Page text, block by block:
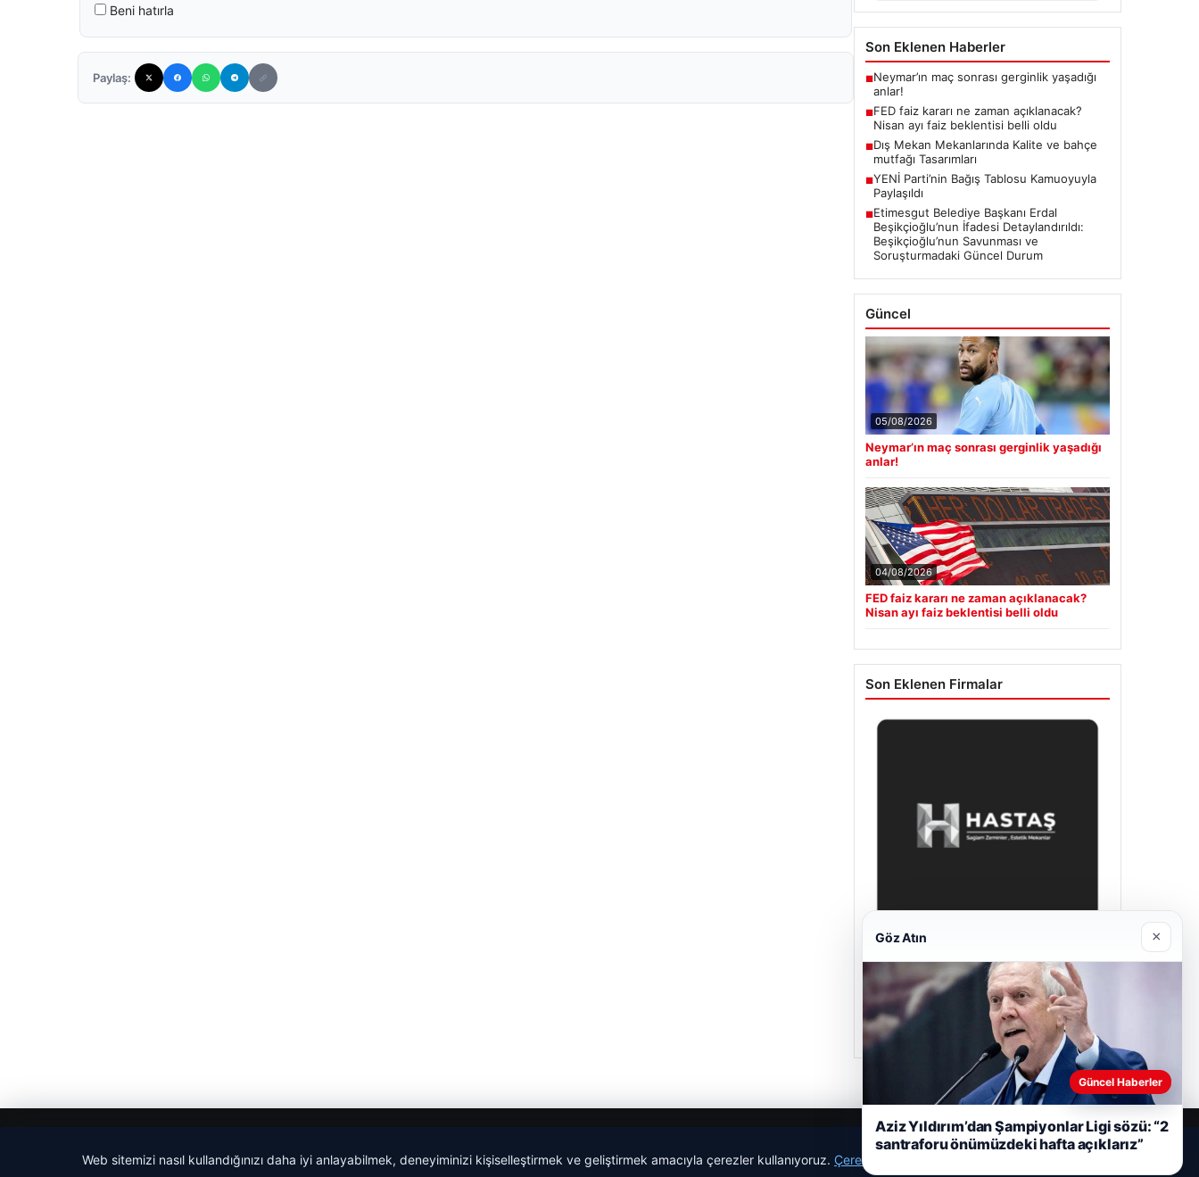
Beni hatırla
Paylaş:
Son Eklenen Haberler
■Neymar’ın maç sonrası gerginlik yaşadığı
anlar!
■FED faiz kararı ne zaman açıklanacak?
Nisan ayı faiz beklentisi belli oldu
■Dış Mekan Mekanlarında Kalite ve bahçe
mutfağı Tasarımları
■YENİ Parti’nin Bağış Tablosu Kamuoyuyla
Paylaşıldı
■Etimesgut Belediye Başkanı Erdal
Beşikçioğlu’nun İfadesi Detaylandırıldı:
Beşikçioğlu’nun Savunması ve
Soruşturmadaki Güncel Durum
Güncel
05/08/2026
Neymar’ın maç sonrası gerginlik yaşadığı
anlar!
04/08/2026
FED faiz kararı ne zaman açıklanacak?
Nisan ayı faiz beklentisi belli oldu
Son Eklenen Firmalar
Hastaş Beton
26/05/2026
Web sitemizi nasıl kullandığınızı daha iyi anlayabilmek, deneyiminizi kişiselleştirmek ve geliştirmek amacıyla çerezler kullanıyoruz. Çerez Politikamız
Göz Atın ×
Güncel Haberler
Aziz Yıldırım’dan Şampiyonlar Ligi sözü: “2
santraforu önümüzdeki hafta açıklarız”
malta work and study|lemagrup.com.tr